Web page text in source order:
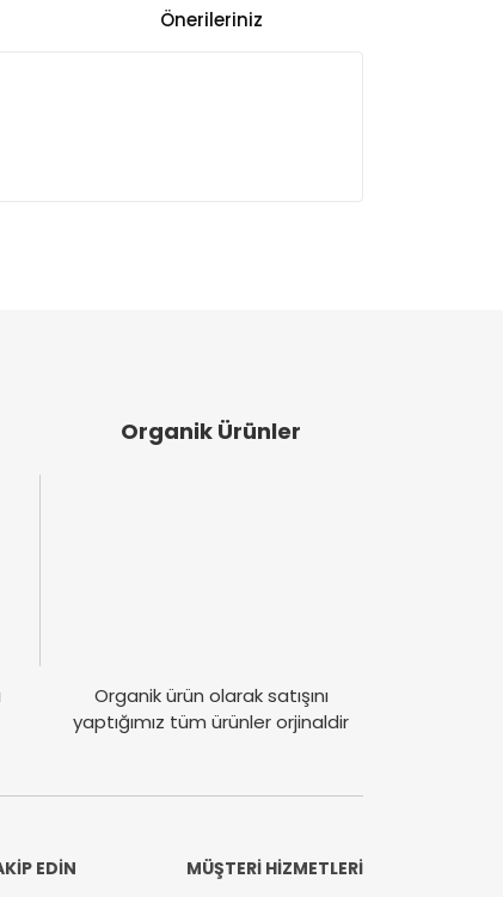
Önerileriniz
tarafımıza iletebilirsiniz.
Organik Ürünler
Organik ürün olarak satışını
yaptığımız tüm ürünler orjinaldir
EDİN MÜŞTERİ HİZMETLERİ